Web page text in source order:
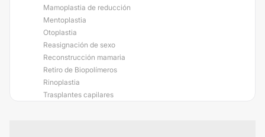
Mamoplastia de reducción
Mentoplastia
Otoplastia
Reasignación de sexo
Reconstrucción mamaria
Retiro de Biopolímeros
Rinoplastia
Trasplantes capilares